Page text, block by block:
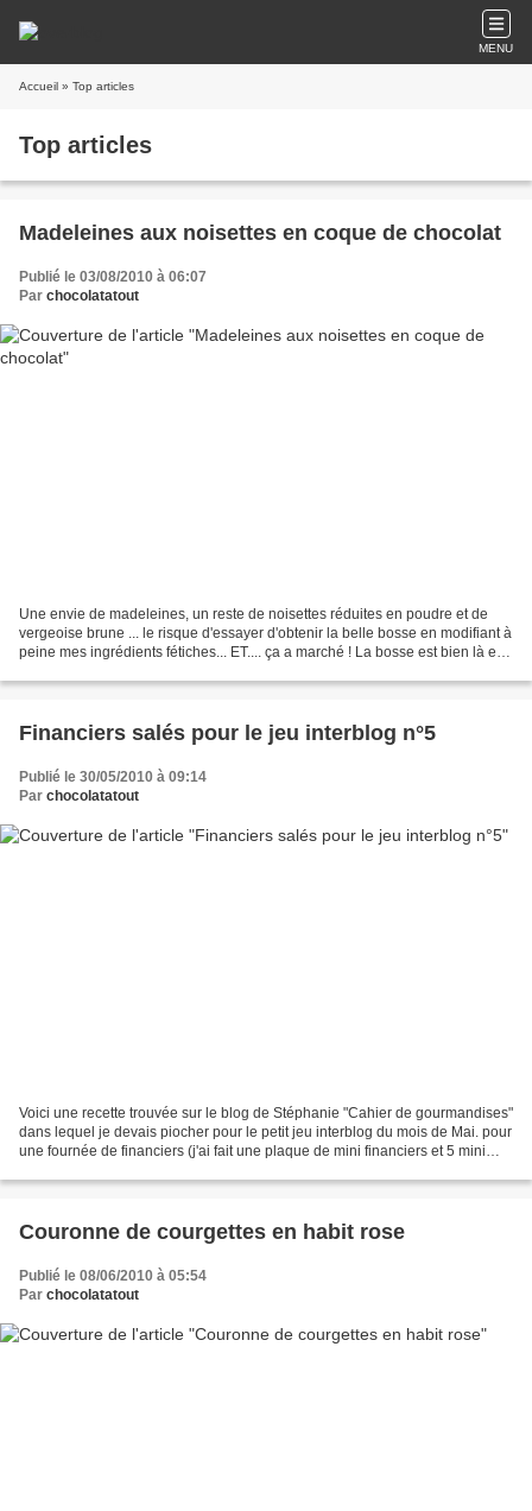
MENU
Accueil » Top articles
Top articles
Madeleines aux noisettes en coque de chocolat
Publié le 03/08/2010 à 06:07
Par chocolatatout
Une envie de madeleines, un reste de noisettes réduites en poudre et de
vergeoise brune ... le risque d'essayer d'obtenir la belle bosse en modifiant à
peine mes ingrédients fétiches... ET.... ça a marché ! La bosse est bien là et
Financiers salés pour le jeu interblog n°5
Publié le 30/05/2010 à 09:14
Par chocolatatout
Voici une recette trouvée sur le blog de Stéphanie "Cahier de gourmandises"
dans lequel je devais piocher pour le petit jeu interblog du mois de Mai. pour
une fournée de financiers (j'ai fait une plaque de mini financiers et 5 mini
Couronne de courgettes en habit rose
Publié le 08/06/2010 à 05:54
Par chocolatatout